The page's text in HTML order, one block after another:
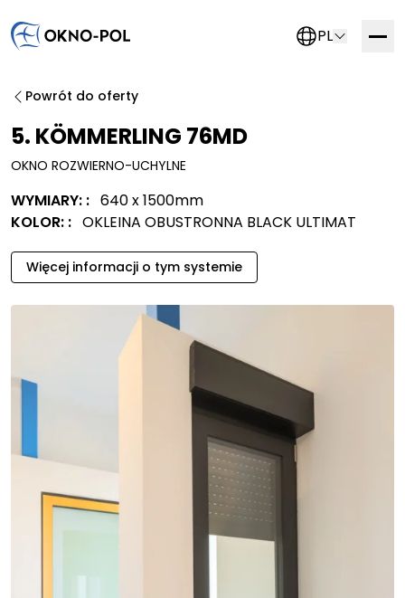
PL
Powrót do oferty
OKNO ROZWIERNO-UCHYLNE
5. KÖMMERLING 76MD
WYMIARY: : 640 x 1500mm
KOLOR: : OKLEINA OBUSTRONNA BLACK ULTIMAT
Więcej informacji o tym systemie
Skontaktuj się z nami
Jeśli jesteś zainteresowany współpracą z nami,
tak szybko, jak to tylko możliwe.
Firma handlowa Firma budowlana
Inny